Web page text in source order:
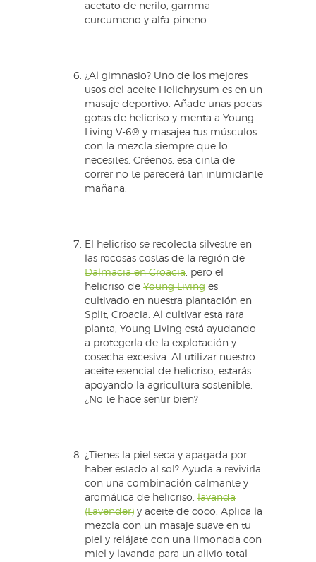
acetato de nerilo, gamma-
curcumeno y alfa-pineno.
¿Al gimnasio? Uno de los mejores
usos del aceite Helichrysum es en un
masaje deportivo. Añade unas pocas
gotas de helicriso y menta a Young
Living V-6® y masajea tus músculos
con la mezcla siempre que lo
necesites. Créenos, esa cinta de
correr no te parecerá tan intimidante
mañana.
El helicriso se recolecta silvestre en
las rocosas costas de la región de
Dalmacia en Croacia , pero el
helicriso de Young Living es
cultivado en nuestra plantación en
Split, Croacia. Al cultivar esta rara
planta, Young Living está ayudando
a protegerla de la explotación y
cosecha excesiva. Al utilizar nuestro
aceite esencial de helicriso, estarás
apoyando la agricultura sostenible.
¿No te hace sentir bien?
¿Tienes la piel seca y apagada por
haber estado al sol? Ayuda a revivirla
con una combinación calmante y
aromática de helicriso, lavanda
(Lavender) y aceite de coco. Aplica la
mezcla con un masaje suave en tu
piel y relájate con una limonada con
miel y lavanda para un alivio total